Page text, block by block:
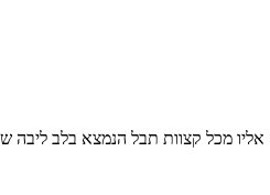
מלון רדיסון בלו המפואר 5 כוכבים עם הקזינו המרשים